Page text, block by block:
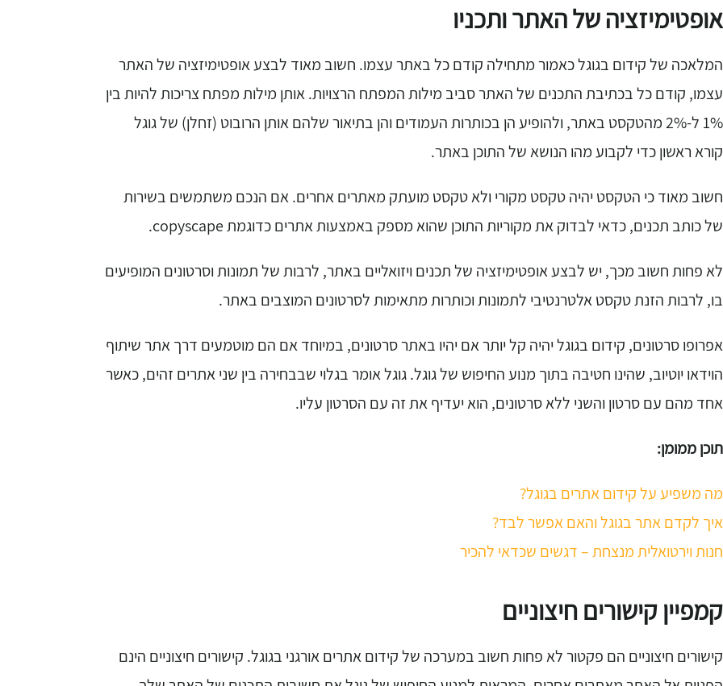
אופטימיזציה של האתר ותכניו
המלאכה של קידום בגוגל כאמור מתחילה קודם כל באתר עצמו. חשוב מאוד לבצע אופטימיזציה של האתר
עצמו, קודם כל בכתיבת התכנים של האתר סביב מילות המפתח הרצויות. אותן מילות מפתח צריכות להיות בין
1% ל-2% מהטקסט באתר, ולהופיע הן בכותרות העמודים והן בתיאור שלהם אותן הרובוט (זחלן) של גוגל
קורא ראשון כדי לקבוע מהו הנושא של התוכן באתר.
חשוב מאוד כי הטקסט יהיה טקסט מקורי ולא טקסט מועתק מאתרים אחרים. אם הנכם משתמשים בשירות
של כותב תכנים, כדאי לבדוק את מקוריות התוכן שהוא מספק באמצעות אתרים כדוגמת copyscape.
לא פחות חשוב מכך, יש לבצע אופטימיזציה של תכנים ויזואליים באתר, לרבות של תמונות וסרטונים המופיעים
בו, לרבות הזנת טקסט אלטרנטיבי לתמונות וכותרות מתאימות לסרטונים המוצבים באתר.
אפרופו סרטונים, קידום בגוגל יהיה קל יותר אם יהיו באתר סרטונים, במיוחד אם הם מוטמעים דרך אתר שיתוף
הוידאו יוטיוב, שהינו חטיבה בתוך מנוע החיפוש של גוגל. גוגל אומר בגלוי שבבחירה בין שני אתרים זהים, כאשר
אחד מהם עם סרטון והשני ללא סרטונים, הוא יעדיף את זה עם הסרטון עליו.
תוכן ממומן:
מה משפיע על קידום אתרים בגוגל?
איך לקדם אתר בגוגל והאם אפשר לבד?
חנות וירטואלית מנצחת – דגשים שכדאי להכיר
קמפיין קישורים חיצוניים
קישורים חיצוניים הם פקטור לא פחות חשוב במערכה של קידום אתרים אורגני בגוגל. קישורים חיצוניים הינם